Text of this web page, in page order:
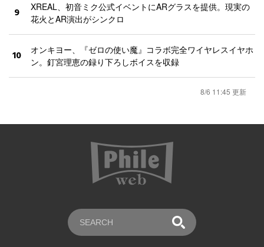
9
XREAL、初音ミク公式イベントにARグラスを提供。現実の
花火とAR演出がシンクロ
10
オンキヨー、『ゼロの使い魔』コラボ完全ワイヤレスイヤホ
ン。釘宮理恵の録り下ろしボイスを収録
8/6 11:45 更新